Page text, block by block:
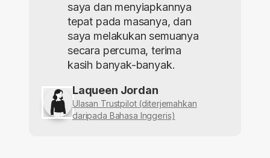
saya dan menyiapkannya
tepat pada masanya, dan
saya melakukan semuanya
secara percuma, terima
kasih banyak-banyak.
Laqueen Jordan
Ulasan Trustpilot (diterjemahkan
daripada Bahasa Inggeris)